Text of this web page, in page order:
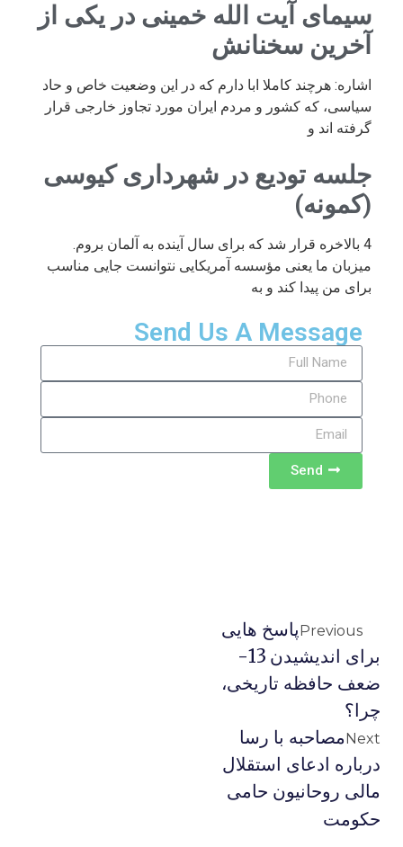
سیمای آیت الله خمینی در یکی از
آخرین سخنانش
اشاره: هرچند کاملا ابا دارم که در این وضعیت خاص و حاد
سیاسی، که کشور و مردم ایران مورد تجاوز خارجی قرار
گرفته اند و
جلسه تودیع در شهرداری کیوسی
(کمونه)
4 بالاخره قرار شد که برای سال آینده به آلمان بروم.
میزبان ما یعنی مؤسسه آمریکایی نتوانست جایی مناسب
برای من پیدا کند و به
Send Us A Message
Send
Previousپاسخ هایی
برای اندیشیدن 13-
ضعف حافظه تاریخی،
چرا؟
Nextمصاحبه با رسا
درباره ادعای استقلال
مالی روحانیون حامی
حکومت